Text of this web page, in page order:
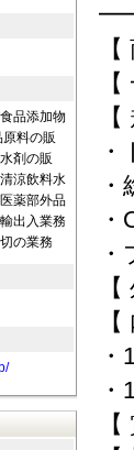
品添加物
料の販
剤の販
涼飲料水
薬部外品
出入業務
の業務